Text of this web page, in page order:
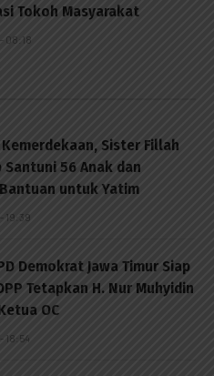
Tokoh Masyarakat
08:18
Sister Fillah
Santuni 56 Anak dan
untuk Yatim
19:39
Demokrat Jawa Timur Siap
Tetapkan H. Nur Muhyidin
OC
18:54